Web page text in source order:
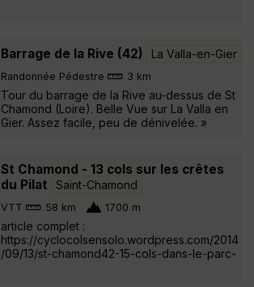
Barrage de la Rive (42) La Valla-en-Gier
Randonnée Pédestre 3 km
Tour du barrage de la Rive au-dessus de St
Chamond (Loire). Belle Vue sur La Valla en
Gier. Assez facile, peu de dénivelée. »
St Chamond - 13 cols sur les crêtes
du Pilat
Saint-Chamond
VTT 58 km 1700 m
article complet :
https://cyclocolsensolo.wordpress.com/2014
/09/13/st-chamond42-15-cols-dans-le-parc-